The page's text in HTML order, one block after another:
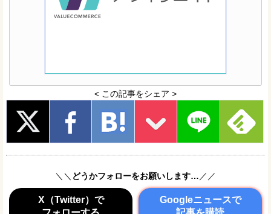
< この記事をシェア >
＼＼ どうかフォローをお願いします…／／
X（Twitter）で
Googleニュースで